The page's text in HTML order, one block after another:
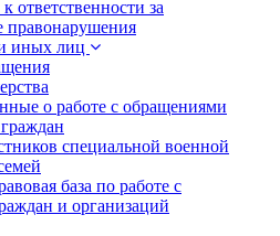
ответственности за
правонарушения
иных лиц
о работе с обращениями
специальной военной
база по работе с
и организаций